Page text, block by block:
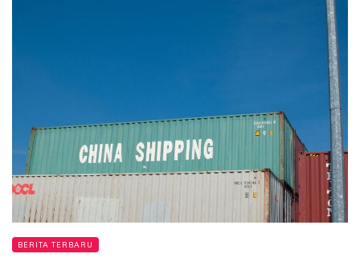
BERITA TERBARU